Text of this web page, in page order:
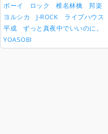
ボーイ
ロック 椎名林檎 邦楽
ヨルシカ
J-ROCK ライブハウス
平成
ずっと真夜中でいいのに。
YOASOBI